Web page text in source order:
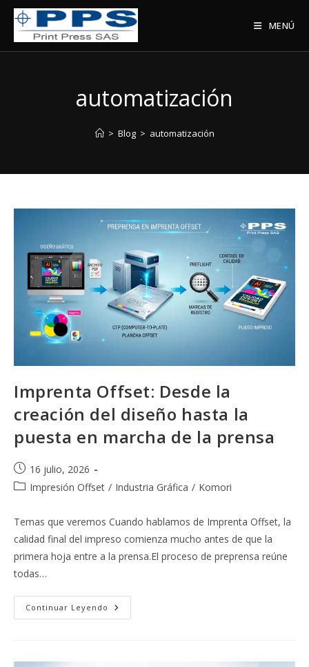
Saltar
contenido
MENÚ
automatización
> Blog > automatización
Imprenta Offset: Desde la
creación del diseño hasta la
puesta en marcha de la prensa
Publicación
de
16 julio, 2026
Categoría
la
entrada:
Impresión Offset / Industria Gráfica / Komori
Temas que veremos Cuando hablamos de Imprenta Offset, la
calidad final del impreso comienza mucho antes de que la
primera hoja entre a la prensa.El proceso de preprensa reúne
todas…
Continuar Leyendo Imprenta
Offset: